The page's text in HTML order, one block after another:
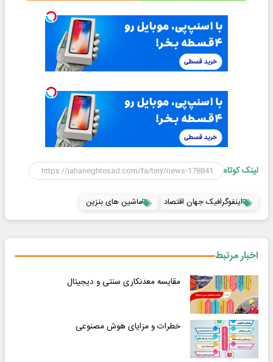
لینک کوتاه
اینفوگرافیک جهان اقتصاد ماشین های بنزین
اخبار مرتبط
مقایسه معدنکاری سنتی و دیجیتال
خطرات و مزایای هوش مصنوعی